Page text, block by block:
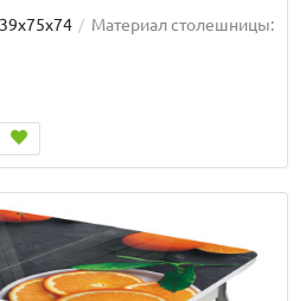
Материал столешницы: